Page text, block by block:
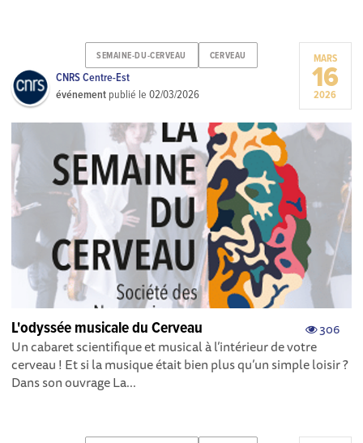
SEMAINE-DU-CERVEAU CERVEAU
CNRS Centre-Est
événement publié le02/03/2026
MARS
16
2026
306
L'odyssée musicale du Cerveau
Un cabaret scientifique et musical à l’intérieur de votre
cerveau ! Et si la musique était bien plus qu’un simple loisir ?
Dans son ouvrage La...